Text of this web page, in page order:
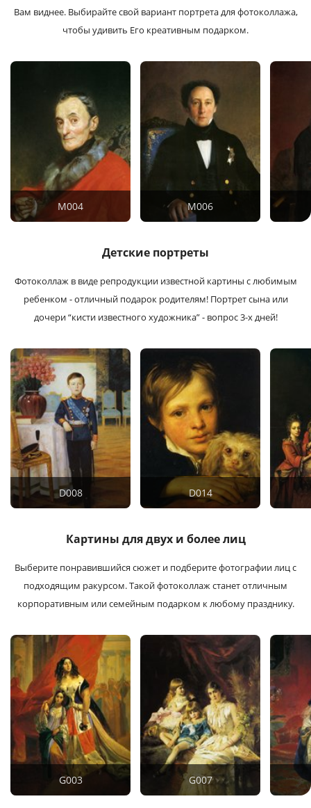
Вам виднее. Выбирайте свой вариант портрета для фотоколлажа,
чтобы удивить Его креативным подарком.
M004 M006
Детские портреты
Фотоколлаж в виде репродукции известной картины с любимым
ребенком - отличный подарок родителям!Портрет сына или
дочери “кисти известного художника” - вопрос 3-х дней!
D008 D014
Картины для двух и более лиц
Выберите понравившийся сюжет и подберите фотографии лиц с
подходящим ракурсом. Такой фотоколлаж станет отличным
корпоративным или семейным подарком к любому празднику.
G003 G007